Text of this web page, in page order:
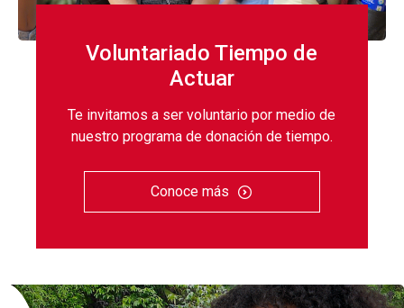
Voluntariado Tiempo de
Actuar
Te invitamos a ser voluntario por medio de
nuestro programa de donación de tiempo.
Conoce más